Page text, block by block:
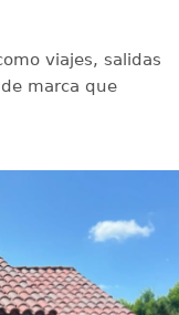
viajes, salidas
marca que